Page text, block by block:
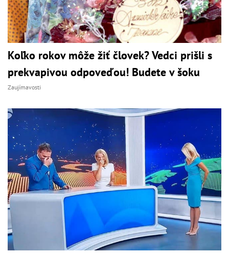
Koľko rokov môže žiť človek? Vedci prišli s
prekvapivou odpoveďou! Budete v šoku
Zaujímavosti